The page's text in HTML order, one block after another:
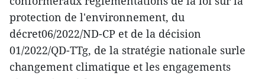
protection de l'environnement, du
décret06/2022/ND-CP et de la décision
01/2022/QD-TTg, de la stratégie nationale surle
changement climatique et les engagements